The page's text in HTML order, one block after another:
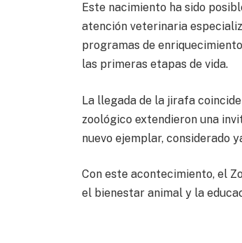
Este nacimiento ha sido
atención veterinaria
programas de
las primeras etapas de vida.
La llegada de la jirafa
zoológico extendieron una
nuevo ejemplar, considerado
Con este acontecimiento, el
el bienestar animal y la